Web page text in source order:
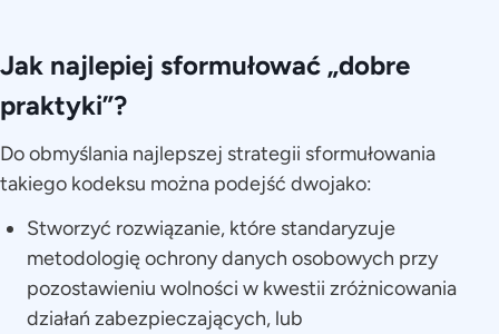
Jak najlepiej sformułować „dobre
praktyki”?
Do obmyślania najlepszej strategii sformułowania
takiego kodeksu można podejść dwojako:
Stworzyć rozwiązanie, które standaryzuje
metodologię ochrony danych osobowych przy
pozostawieniu wolności w kwestii zróżnicowania
działań zabezpieczających, lub